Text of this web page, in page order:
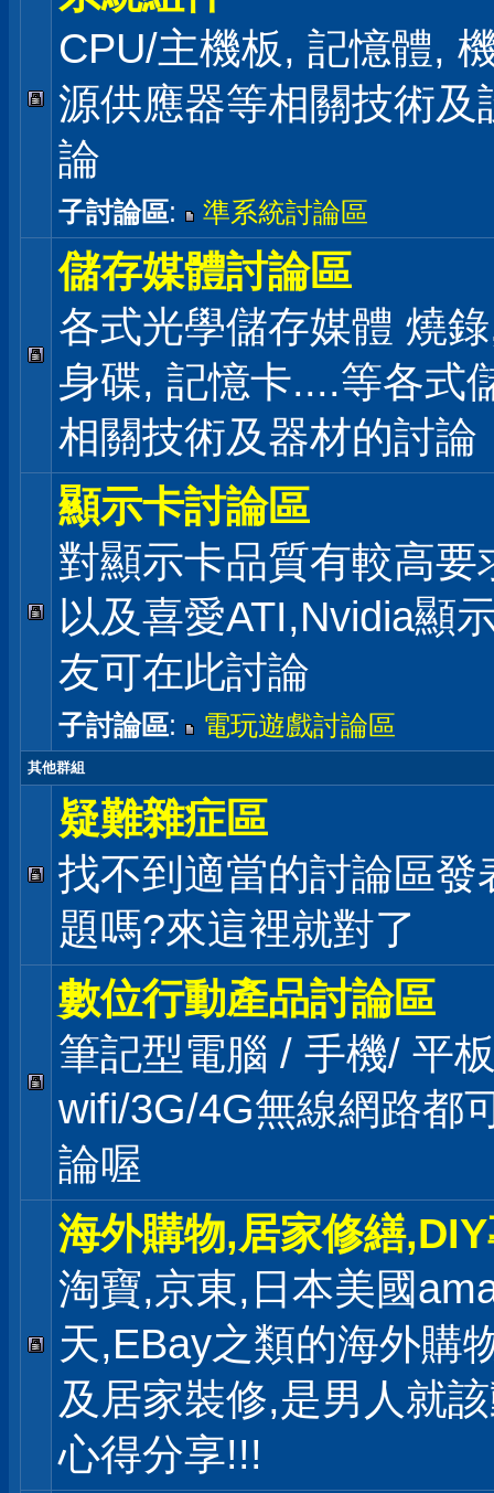
CPU/主機板, 記憶體,
源供應器等相關技術及
論
子討論區: 準系統討論區
儲存媒體討論區
各式光學儲存媒體 燒
身碟, 記憶卡....等各式
相關技術及器材的討論
顯示卡討論區
對顯示卡品質有較高要
以及喜愛ATI,Nvidia顯
友可在此討論
子討論區: 電玩遊戲討論區
其他群組
疑難雜症區
找不到適當的討論區發
題嗎?來這裡就對了
數位行動產品討論區
筆記型電腦 / 手機/ 平
wifi/3G/4G無線網路都
論喔
海外購物,居家修繕
淘寶,京東,日本美國
天,EBay之類的海外購
及居家裝修,是男人就
心得分享!!!